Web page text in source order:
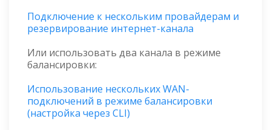
Подключение к нескольким провайдерам и
резервирование интернет-канала
Или использовать два канала в режиме
балансировки:
Использование нескольких WAN-
подключений в режиме балансировки
(настройка через CLI)